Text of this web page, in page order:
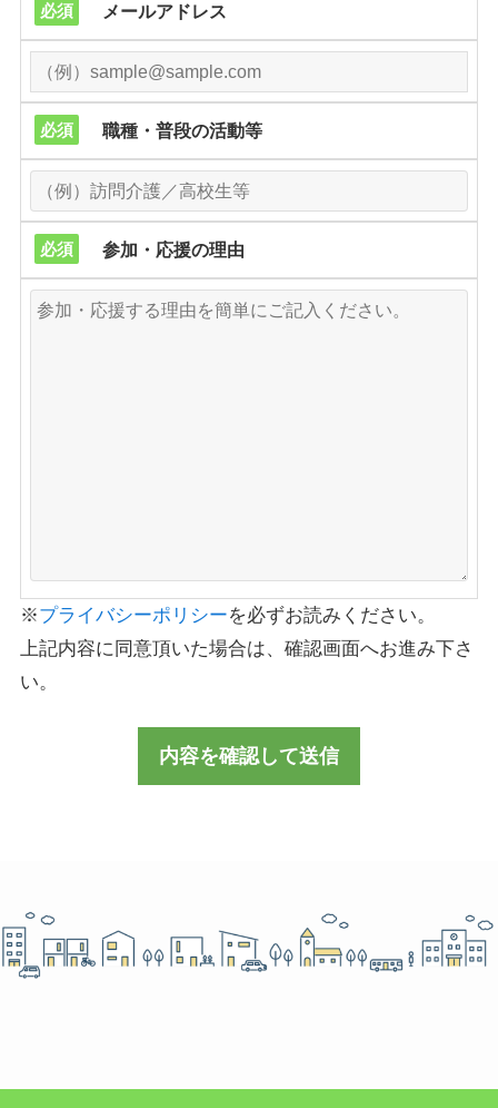
必須 メールアドレス
必須 職種・普段の活動等
必須 参加・応援の理由
※プライバシーポリシーを必ずお読みください。
上記内容に同意頂いた場合は、確認画面へお進み下さ
い。